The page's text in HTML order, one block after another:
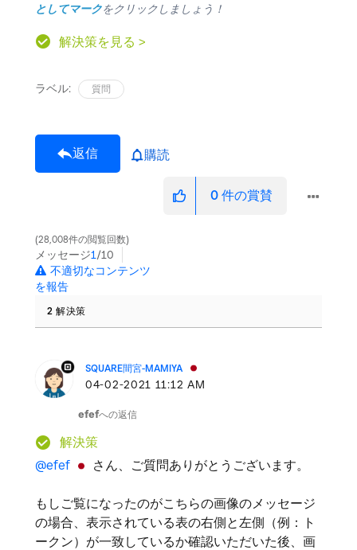
としてマークをクリックしましょう！
解決策を見る >
ラベル: 質問
返信 購読
0件の賞賛
28,008件の閲覧回数
メッセージ1/10
不適切なコンテンツ
を報告
2 解決策
SQUARE間宮-MAMIYA
‎04-02-2021 11:12 AM
efefへの返信
解決策
@efef
さん、ご質問ありがとうございます。
もしご覧になったのがこちらの画像のメッセージ
の場合、表示されている表の右側と左側（例：ト
ークン）が一致しているか確認いただいた後、画